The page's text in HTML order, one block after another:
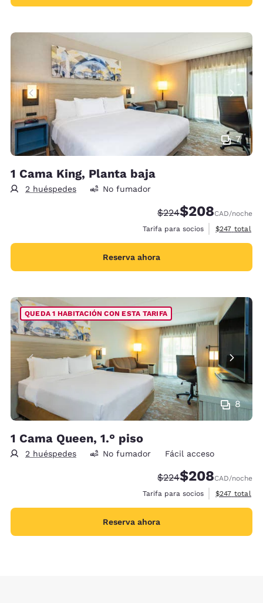
7
1 Cama King, Planta baja
2 huéspedes No fumador
Tarifa tachada:
$224Tarifa reducida:
$208CAD/noche
Tarifa para socios
Ver detalles
$247 total
Reserva ahora
8
QUEDA 1 HABITACIÓN CON ESTA TARIFA
1 Cama Queen, 1.° piso
2 huéspedes No fumador Fácil acceso
Tarifa tachada:
$224Tarifa reducida:
$208CAD/noche
Tarifa para socios
Ver detalles
$247 total
Reserva ahora